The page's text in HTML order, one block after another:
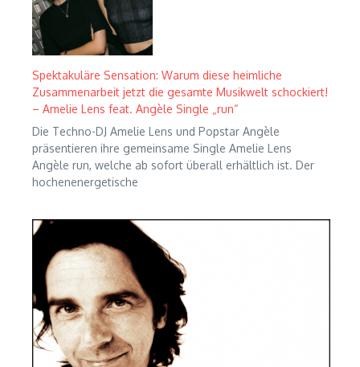
Spektakuläre Sensation: Warum diese heimliche
Zusammenarbeit jetzt die gesamte Musikwelt schockiert!
– Amelie Lens feat. Angèle Single „run“
Die Techno-DJ Amelie Lens und Popstar Angèle
präsentieren ihre gemeinsame Single Amelie Lens
Angèle run, welche ab sofort überall erhältlich ist. Der
hochenenergetische